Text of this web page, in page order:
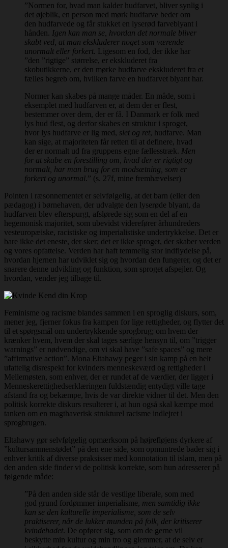
”Normen for, hvad man kalder hudfarvet, bliver synlig i
det øjeblik, en person med mørk hudfarve beder om
den hudfarvede og får stukket en lyserød farveblyant i
hånden. Igen kan man se, hvordan det normale bliver
skabt ved, at man ekskluderer noget som værende
unormalt eller forkert. Ligesom en fod, der ikke har
”den ”rigtige” størrelse, er ekskluderet fra
skobutikkerne, er den mørke hudfarve ekskluderet fra et
fælles begreb om, hvilken farve en hudfarvet blyant har.
Normer kan skabes på mange måder. En måde, som i
eksemplet med hudfarven er, at dem der er flest,
bestemmer over dem, der er få. I Danmark er folk med
lys hud flest, og derfor skabes en struktur i sproget,
hvor lys hudfarve er lig med, slet og ret, hudfarve. Man
kan sige, at majoriteten får retten til at definere, hvad
der er normalt ud fra gruppens egne fællesstræk. Men
for at skabe en forestilling om, hvad der er rigtigt og
normalt, har man brug for en modsætning, som er
forkert og unormal.” (s. 27f, mine fremhævelser)
Pointen i ræsonnementet er selvfølgelig, at det barn (eller den
pædagog) i børnehaven, der udvalgte den lyserøde blyant, da
hudfarven blev efterspurgt, afslørede sig som en del af en
hegemonisk majoritet, som ubevidst viderefører århundreders
vesteuropæiske, racistiske og imperialistiske undertrykkelse. Det er
bare ikke det eneste, der sker; det er ikke sproget, der skaber verden
og vores opfattelse. Verden har haft temmelig stor indflydelse på,
hvordan hjernen har udviklet sig og hvordan den fungerer, og det er
snarere denne udvikling og funktion, som sproget afspejler. Og
hvordan, vender jeg tilbage til.
Feminisme og racisme blandes sammen i en sproglig diskurs, som,
mener jeg, fjerner fokus fra kampen for lige rettigheder, og flytter det
til et spørgsmål om undertrykkende sprogbrug; om hvem der
krænker hvem, hvem der skal tages særlige hensyn til, om ”trigger
warnings” er nødvendige, om vi skal have ”safe spaces” og mere
”affirmative action”. Mona Eltahawy peger i sin kamp på en helt
ufattelig disrespekt for kvinders menneskeværd og rettigheder i
Mellemøsten, som enhver, der er rundet af de værdier, der ligger i
Menneskerettighedserklæringen fuldstændig entydigt ville tage
afstand fra og bekæmpe, hvis de var direkte vidner til det. Men den
politisk korrekte diskurs resulterer i, at hun også skal kæmpe mod
tanken om en magthaverisk strukturel racisme indlejret i
sprogbrugen.
Eltahawy gør selvfølgelig opmærksom på højrefløjens dyrkere af
”kultursammenstødet” på den ene side, som opmuntrede bader sig i
enhver kritik af diverse praksisser med konnotation til islam, men på
den anden side finder vi de politisk korrekte, som hun adresserer på
følgende måde:
”På den anden side står de vestlige liberale, som med
god grund fordømmer imperialisme, men samtidig ikke
kan se den kulturelle imperialisme, som de selv
praktiserer, når de lukker munden på folk, der kritiserer
kvindehadet. De opfører sig, som om de gerne vil
beskytte min kultur og min tro og glemmer, at de selv er